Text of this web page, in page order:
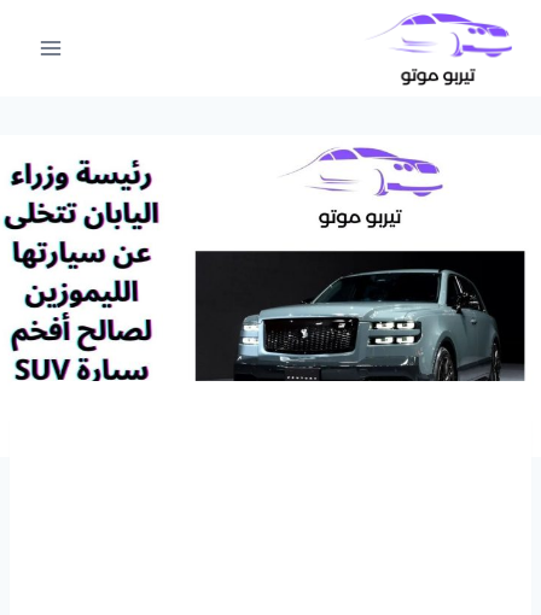
التجاوز
إلى
المحتوى